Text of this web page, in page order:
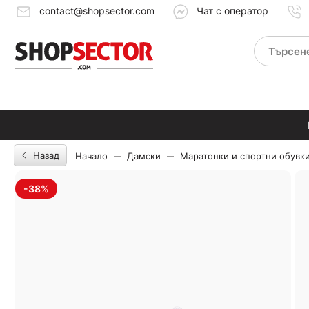
contact@shopsector.com Чат с оператор
Назад Начало Дамски Маратонки и спортни обувки
-38%